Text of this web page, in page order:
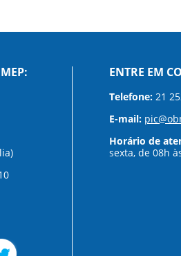
ENTRE EM
Telefone: 21
E-mail:
Horário de
sexta, de 08h